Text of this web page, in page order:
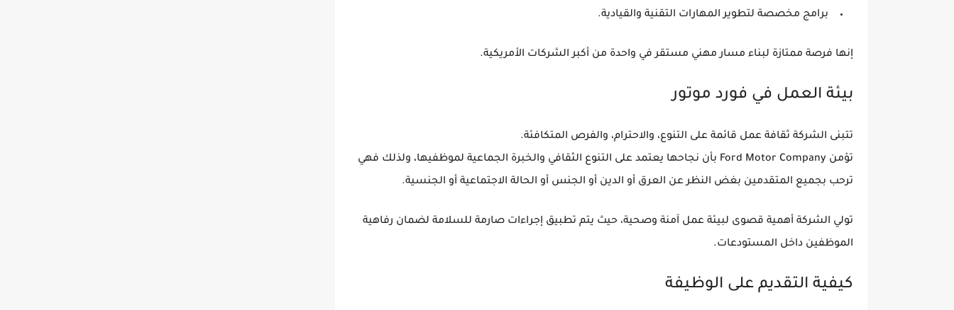
برامج مخصصة لتطوير المهارات التقنية والقيادية.
إنها فرصة ممتازة لبناء مسار مهني مستقر في واحدة من أكبر الشركات الأمريكية.
بيئة العمل في فورد موتور
تتبنى الشركة ثقافة عمل قائمة على التنوع، والاحترام، والفرص المتكافئة.
تؤمن Ford Motor Company بأن نجاحها يعتمد على التنوع الثقافي والخبرة الجماعية لموظفيها، ولذلك فهي
ترحب بجميع المتقدمين بغض النظر عن العرق أو الدين أو الجنس أو الحالة الاجتماعية أو الجنسية.
تولي الشركة أهمية قصوى لبيئة عمل آمنة وصحية، حيث يتم تطبيق إجراءات صارمة للسلامة لضمان رفاهية
الموظفين داخل المستودعات.
كيفية التقديم على الوظيفة